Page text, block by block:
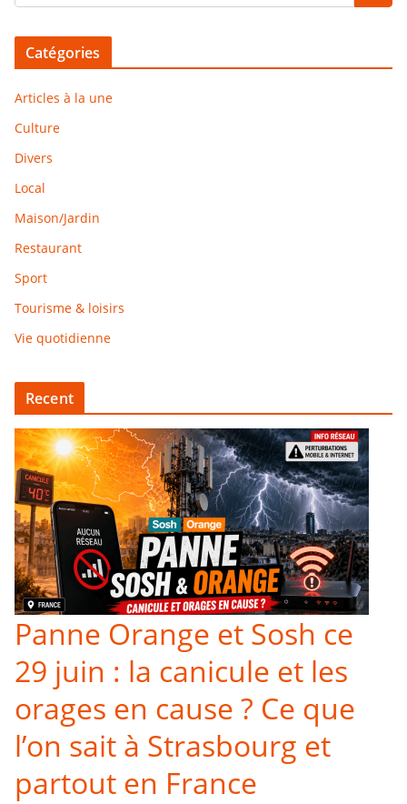
Catégories
Articles à la une
Culture
Divers
Local
Maison/Jardin
Restaurant
Sport
Tourisme & loisirs
Vie quotidienne
Recent
Panne Orange et Sosh ce
29 juin : la canicule et les
orages en cause ? Ce que
l’on sait à Strasbourg et
partout en France